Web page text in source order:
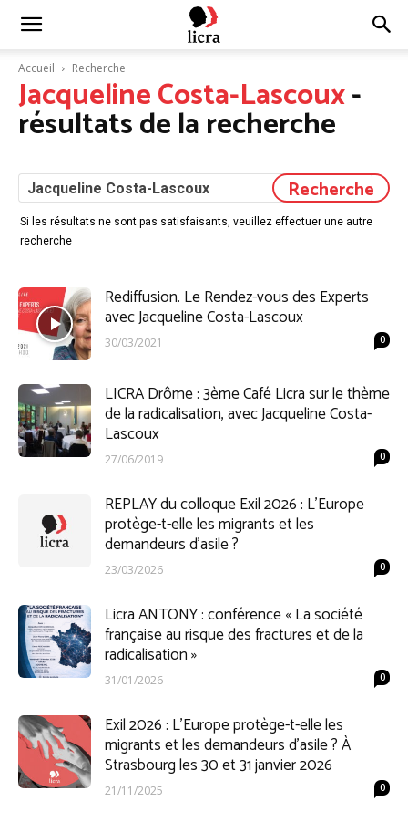
Licra
Antiraciste
1927
Accueil Recherche
Jacqueline Costa-Lascoux-
résultats de la recherche
Si les résultats ne sont pas satisfaisants, veuillez effectuer une autre
recherche
Rediffusion. Le Rendez-vous des Experts
avec Jacqueline Costa-Lascoux
30/03/2021 0
LICRA Drôme : 3ème Café Licra sur le thème
de la radicalisation, avec Jacqueline Costa-
Lascoux
27/06/2019 0
REPLAY du colloque Exil 2026 : L’Europe
protège-t-elle les migrants et les
demandeurs d’asile ?
23/03/2026 0
Licra ANTONY : conférence « La société
française au risque des fractures et de la
radicalisation »
31/01/2026 0
Exil 2026 : L’Europe protège-t-elle les
migrants et les demandeurs d’asile ? À
Strasbourg les 30 et 31 janvier 2026
21/11/2025 0